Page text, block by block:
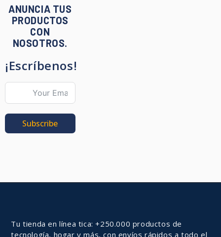
ANUNCIA TUS
PRODUCTOS
CON
NOSOTROS.
¡Escríbenos!
Subscribe
Tu tienda en línea tica: +250.000 productos de
tecnología, hogar y más, con envíos rápidos a todo el